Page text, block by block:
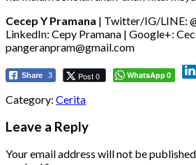
Cecep Y Pramana | Twitter/IG/LINE:
LinkedIn: Cepy Pramana | Google+:
pangeranpram@gmail.com
Share 3 Post 0 WhatsApp0
Category: Cerita
Leave a Reply
Your email address will not be